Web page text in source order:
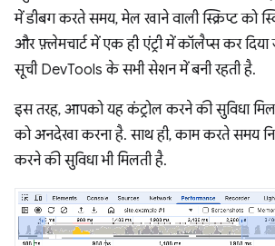
में डीबग करते समय, मेल खाने वाली स्क्रिप्ट को
और फ़्लेमचार्ट में एक ही एंट्री में कॉलैप्स कर दिया
सूची DevTools के सभी सेशन में बनी रहती है.
इस तरह, आपको यह कंट्रोल करने की सुविधा
को अनदेखा करना है. साथ ही, काम करते समय
करने की सुविधा भी मिलती है.